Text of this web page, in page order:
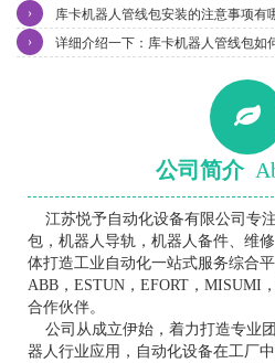
库卡机器人管线包安装的注意事项有
›
详细介绍一下：库卡机器人管线包如
›
公司简介
江苏悦予自动化设备有限公司专
包，机器人导轨，机器人备件、维
体打造工业自动化一站式服务综合
ABB，ESTUN，EFORT，MISUMI
合作伙伴。
公司从成立伊始，着力打造专业
器人行业应用，自动化设备在工厂